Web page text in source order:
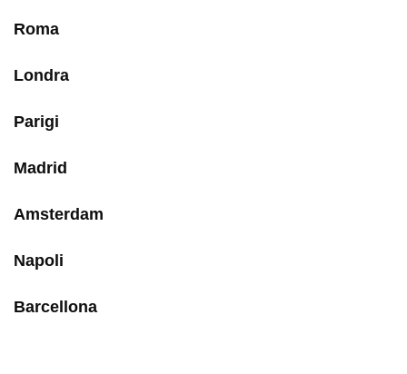
Roma
Londra
Parigi
Madrid
Amsterdam
Napoli
Barcellona